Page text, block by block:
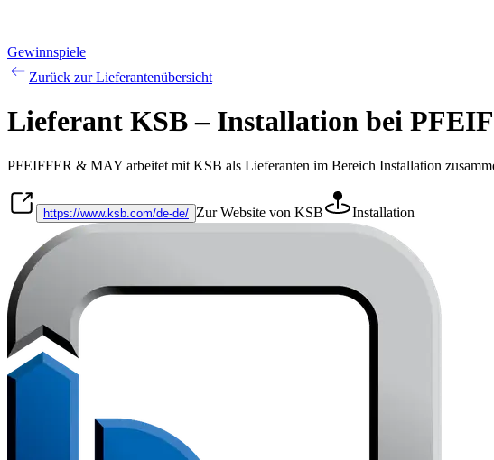
Gewinnspiele
Zurück zur Lieferantenübersicht
Lieferant KSB – Installation bei
PFEIFFER & MAY arbeitet mit KSB als Lieferanten im Bereich Installation
https://www.ksb.com/de-de/ Zur Website von KSB Installation